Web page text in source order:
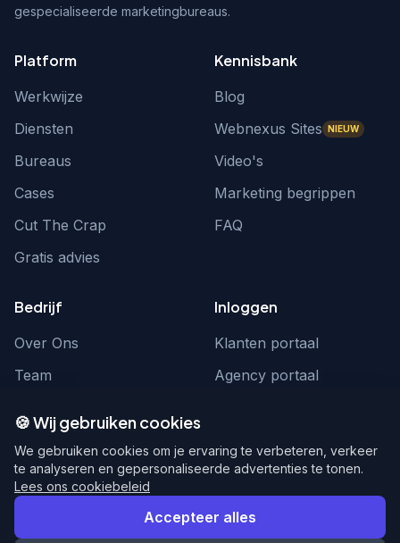
gespecialiseerde marketingbureaus.
Platform
Werkwijze
Diensten
Bureaus
Cases
Cut The Crap
Gratis advies
Kennisbank
Blog
Webnexus Sites NIEUW
Video's
Marketing begrippen
FAQ
Bedrijf
Over Ons
Team
Inloggen
Klanten portaal
Agency portaal
hello@webnexus.nl
085 004 1875
🍪 Wij gebruiken cookies
We gebruiken cookies om je ervaring te verbeteren, verkeer
te analyseren en gepersonaliseerde advertenties te tonen.
Lees ons cookiebeleid
Accepteer alles